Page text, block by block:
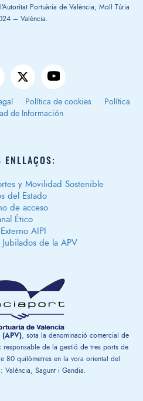
Portuària de València, Moll Túria
– València.
Política de cookies
Política
de Información
ENLLAÇOS:
y Movilidad Sostenible
del Estado
de acceso
Ético
AIPI
de la APV
(APV), sota la denominació comercial de
responsable de la gestió de tres ports de
80 quilòmetres en la vora oriental del
València, Sagunt i Gandia.